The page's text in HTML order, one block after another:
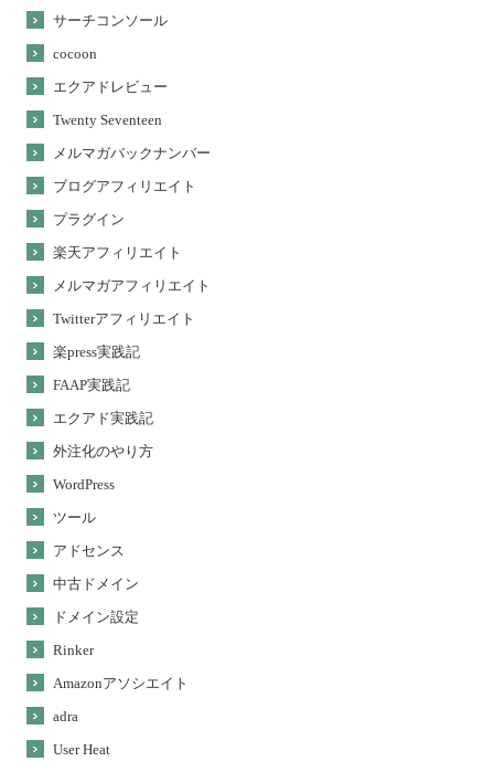
サーチコンソール
cocoon
エクアドレビュー
Twenty Seventeen
メルマガバックナンバー
ブログアフィリエイト
プラグイン
楽天アフィリエイト
メルマガアフィリエイト
Twitterアフィリエイト
楽press実践記
FAAP実践記
エクアド実践記
外注化のやり方
WordPress
ツール
アドセンス
中古ドメイン
ドメイン設定
Rinker
Amazonアソシエイト
adra
User Heat